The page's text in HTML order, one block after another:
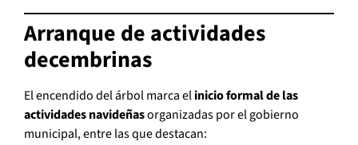
Arranque de actividades
decembrinas
El encendido del árbol marca elinicio formal de las
actividades navideñasorganizadas por el gobierno
municipal, entre las que destacan: